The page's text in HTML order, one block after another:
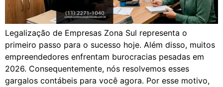
Legalização de Empresas Zona Sul representa o
primeiro passo para o sucesso hoje. Além disso, muitos
empreendedores enfrentam burocracias pesadas em
2026. Consequentemente, nós resolvemos esses
gargalos contábeis para você agora. Por esse motivo,